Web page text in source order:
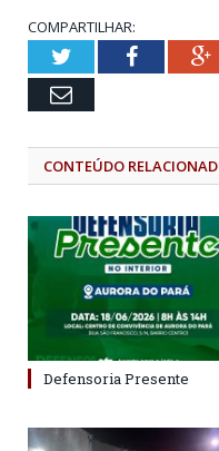
COMPARTILHAR:
TwitterFacebook
Email
CONTEÚDO
Defensoria Presente